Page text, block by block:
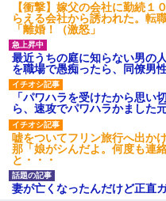
【衝撃】嫁父の会社に勤続
らえる会社から誘われた。転
「離婚！（激怒」
最近うちの庭に知らない男の
を職場で愚痴ったら、同僚男
「パワハラを受けたから思い
ら、速攻でパワハラかました
嘘をついてフリン旅行へ出か
那「娘がシんだよ。何度も
と・・・
妻が亡くなったんだけど正直